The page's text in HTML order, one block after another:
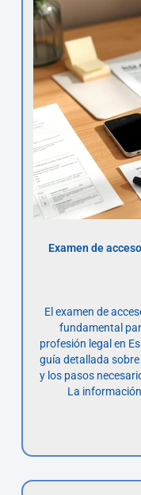
Examen de
El examen de
fundamental
profesión legal en
guía detallada
y los pasos
La